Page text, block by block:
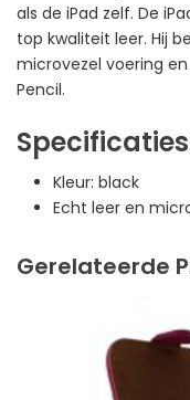
als de iPad zelf. De
top kwaliteit leer. Hij
microvezel voering
Pencil.
Kleur: black
Echt leer en
Gerelateerde